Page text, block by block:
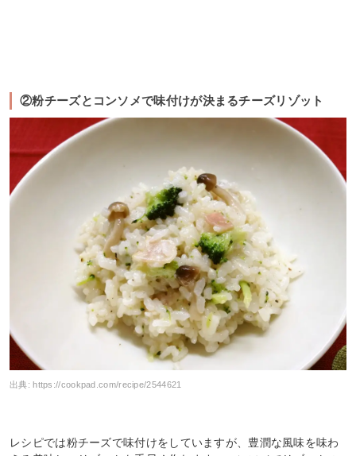
②粉チーズとコンソメで味付けが決まるチーズリゾット
出典:https://cookpad.com/recipe/2544621
レシピでは粉チーズで味付けをしていますが、豊潤な風味を味わ